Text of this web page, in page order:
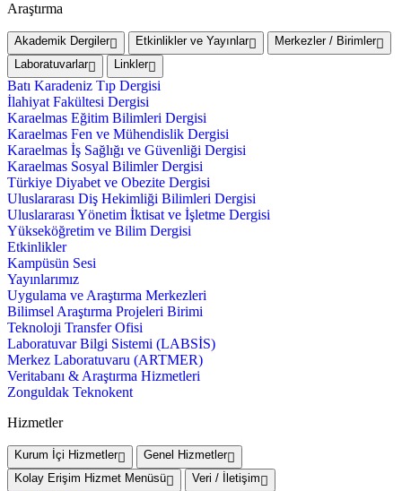
Araştırma
Akademik Dergiler Etkinlikler ve Yayınlar
Merkezler / Birimler
Laboratuvarlar
Linkler
Batı Karadeniz Tıp Dergisi
İlahiyat Fakültesi Dergisi
Karaelmas Eğitim Bilimleri Dergisi
Karaelmas Fen ve Mühendislik Dergisi
Karaelmas İş Sağlığı ve Güvenliği Dergisi
Karaelmas Sosyal Bilimler Dergisi
Türkiye Diyabet ve Obezite Dergisi
Uluslararası Diş Hekimliği Bilimleri Dergisi
Uluslararası Yönetim İktisat ve İşletme Dergisi
Yükseköğretim ve Bilim Dergisi
Etkinlikler
Kampüsün Sesi
Yayınlarımız
Uygulama ve Araştırma Merkezleri
Bilimsel Araştırma Projeleri Birimi
Teknoloji Transfer Ofisi
Laboratuvar Bilgi Sistemi (LABSİS)
Merkez Laboratuvaru (ARTMER)
Veritabanı & Araştırma Hizmetleri
Zonguldak Teknokent
Hizmetler
Kurum İçi Hizmetler
Genel Hizmetler
Kolay Erişim Hizmet Menüsü
Veri / İletişim